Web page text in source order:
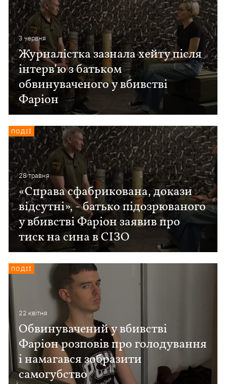
3 червня
Журналістка зазнала хейту після
інтерв’ю з батьком
обвинуваченого у вбивстві
Фаріон
28 травня
«Справа сфабрикована, докази
відсутні», - батько підозрюваного
у вбивстві Фаріон заявив про
тиск на сина в СІЗО
ПОДІЇ
22 квiтня
Обвинувачений у вбивстві
Фаріон розповів про голодування
і намагався зобразити
самогубство
ПОДІЇ